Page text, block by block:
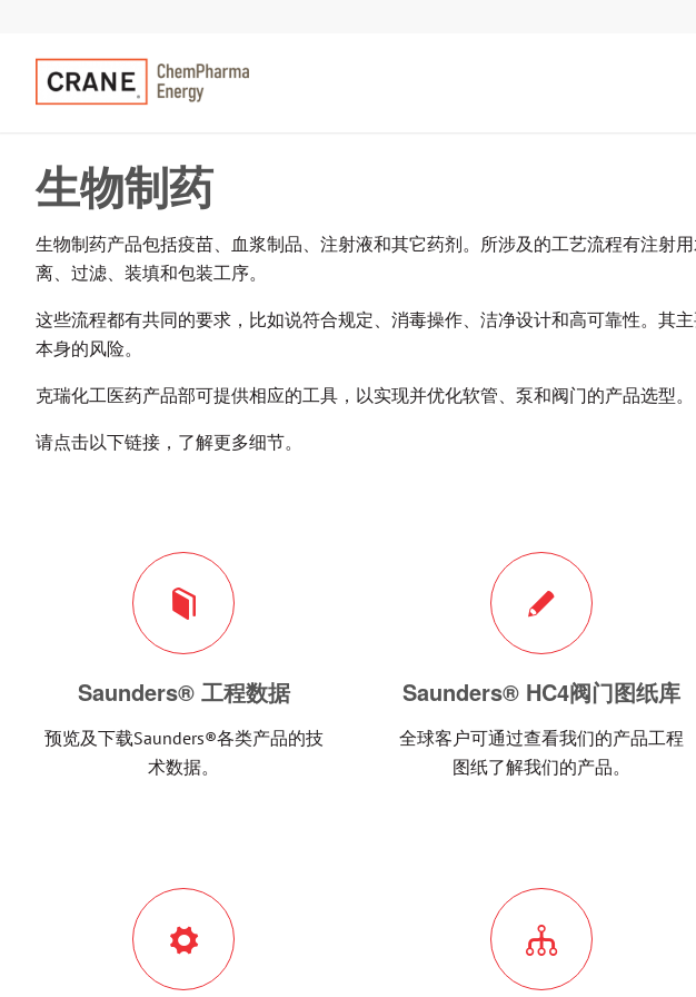
生物制药
生物制药产品包括疫苗、血浆制品、注射液和其它药剂。所涉及的工艺流程有注射
离、过滤、装填和包装工序。
这些流程都有共同的要求，比如说符合规定、消毒操作、洁净设计和高可靠性。其
本身的风险。
克瑞化工医药产品部可提供相应的工具，以实现并优化软管、泵和阀门的产品选型。
请点击以下链接，了解更多细节。
Saunders® 工程数据
预览及下载Saunders®各类产品的技
术数据。
Saunders® HC4阀门图纸库
全球客户可通过查看我们的产品工程
图纸了解我们的产品。